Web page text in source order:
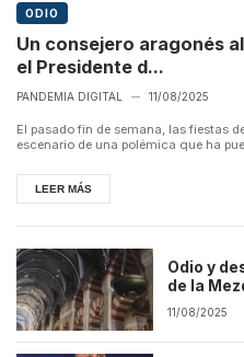
ODIO
Un consejero aragonés
el Presidente d...
PANDEMIA DIGITAL — 11/08/2025
El pasado fin de semana, las fiestas
escenario de una polémica que ha
LEER MÁS
Odio y
de la
11/08/2025